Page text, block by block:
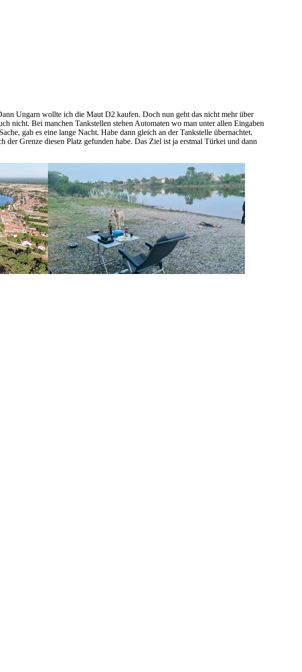
Ungarn wollte ich die Maut D2 kaufen. Doch nun geht das nicht mehr über
nicht. Bei manchen Tankstellen stehen Automaten wo man unter allen Eingaben
gab es eine lange Nacht. Habe dann gleich an der Tankstelle übernachtet.
Grenze diesen Platz gefunden habe. Das Ziel ist ja erstmal Türkei und dann